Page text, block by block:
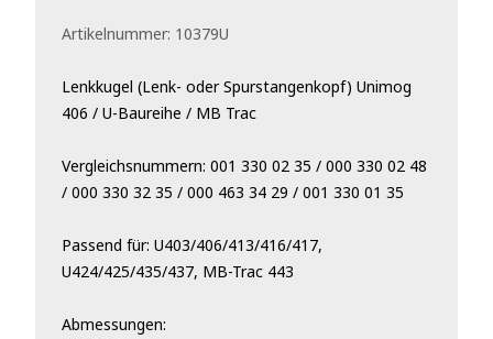
Artikelnummer: 10379U
Lenkkugel (Lenk- oder Spurstangenkopf) Unimog
406 / U-Baureihe / MB Trac
Vergleichsnummern: 001 330 02 35 / 000 330 02 48
/ 000 330 32 35 / 000 463 34 29 / 001 330 01 35
Passend für: U403/406/413/416/417,
U424/425/435/437, MB-Trac 443
Abmessungen: